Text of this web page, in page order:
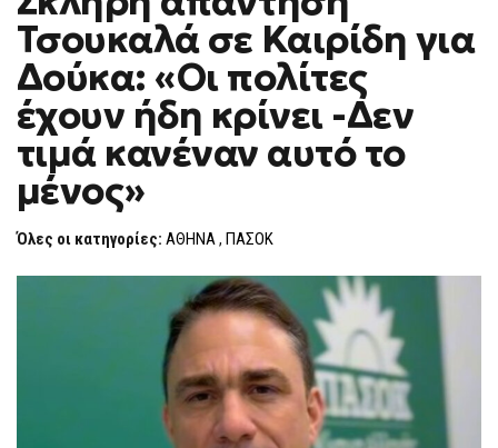
ΑΠΆΝΤΗΣΗ
ΤΣΟΥΚΑΛΆ
ΣΕ
ΚΑΙΡΊΔΗ
ΓΙΑ
ΔΟΎΚΑ:
«ΟΙ
ΠΟΛΊΤΕΣ
ΈΧΟΥΝ
ΉΔΗ
ΑΥΤΌ
ΜΈΝΟΣ»
Τσουκαλά σε Καιρίδη για
Δούκα: «Οι πολίτες
έχουν ήδη κρίνει -Δεν
τιμά κανέναν αυτό το
μένος»
Όλες οι κατηγορίες: ΑΘΗΝΑ, ΠΑΣΟΚ